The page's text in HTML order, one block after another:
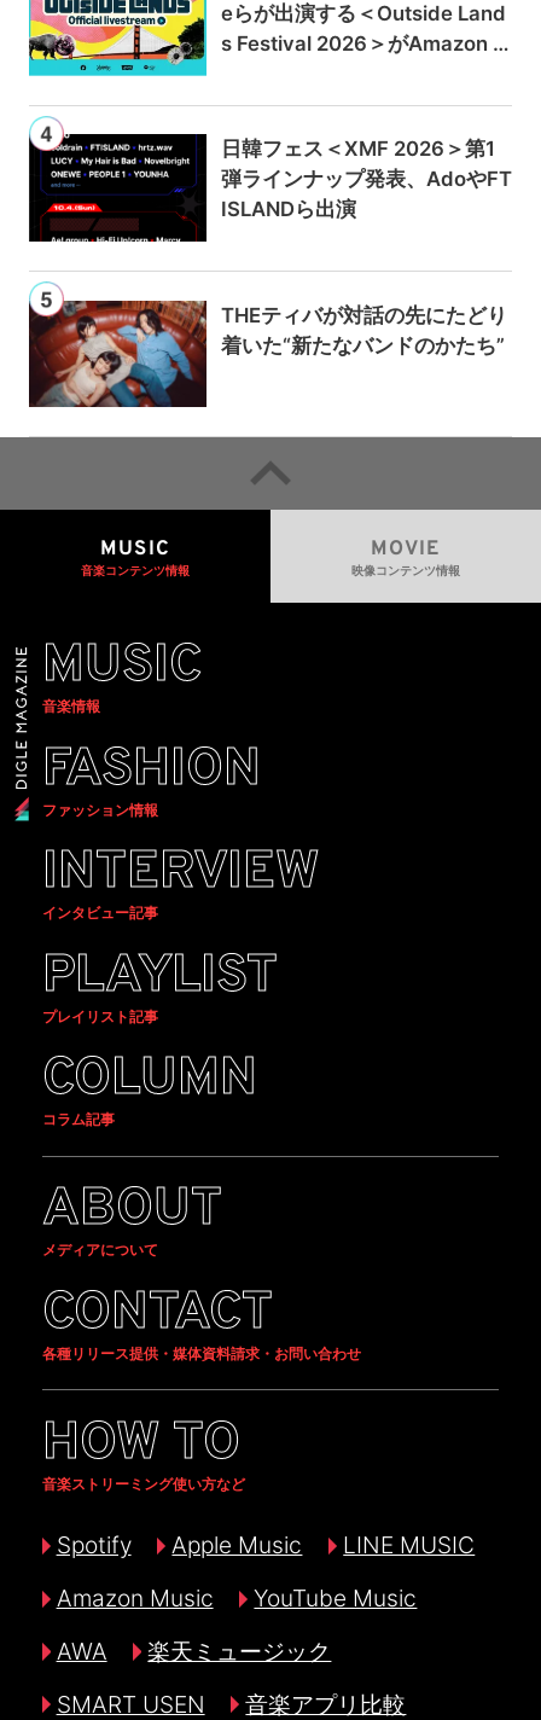
eらが出演する＜Outside Land
s Festival 2026＞がAmazon M
ブ配信
日韓フェス＜XMF 2026＞第1
弾ラインナップ発表、AdoやFT
ISLANDら出演
THEティバが対話の先にたどり
着いた“新たなバンドのかたち”
MUSIC
音楽コンテンツ情報
MOVIE
映像コンテンツ情報
MUSIC
音楽情報
FASHION
ファッション情報
INTERVIEW
インタビュー記事
PLAYLIST
プレイリスト記事
COLUMN
コラム記事
ABOUT
メディアについて
CONTACT
各種リリース提供・媒体資料請求・お問い合わせ
HOW TO
音楽ストリーミング使い方など
Spotify Apple Music
LINE MUSIC
Amazon Music
YouTube Music
AWA
楽天ミュージック
SMART USEN
音楽アプリ比較